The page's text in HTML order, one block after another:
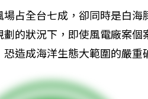
占全台七成，卻同時是白海
的狀況下，即使風電廠案
造成海洋生態大範圍的嚴重